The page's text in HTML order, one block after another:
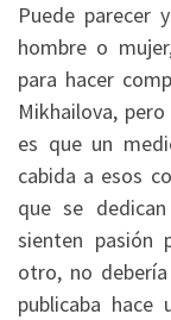
Puede parecer
hombre o
para hacer
Mikhailova,
es que un
cabida a esos
que se
sienten pasión
otro, no
publicaba hace